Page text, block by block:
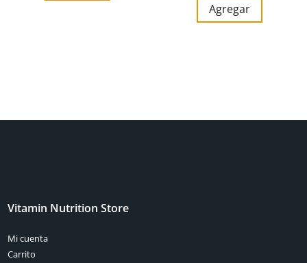
Agregar
Vitamin Nutrition Store
Mi cuenta
Carrito